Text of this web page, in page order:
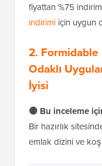
fiyattan %75
indirimi için uygun
2.
Odaklı
İyisi
🟡 Bu inceleme
Bir hazırlık
emlak dizini ve